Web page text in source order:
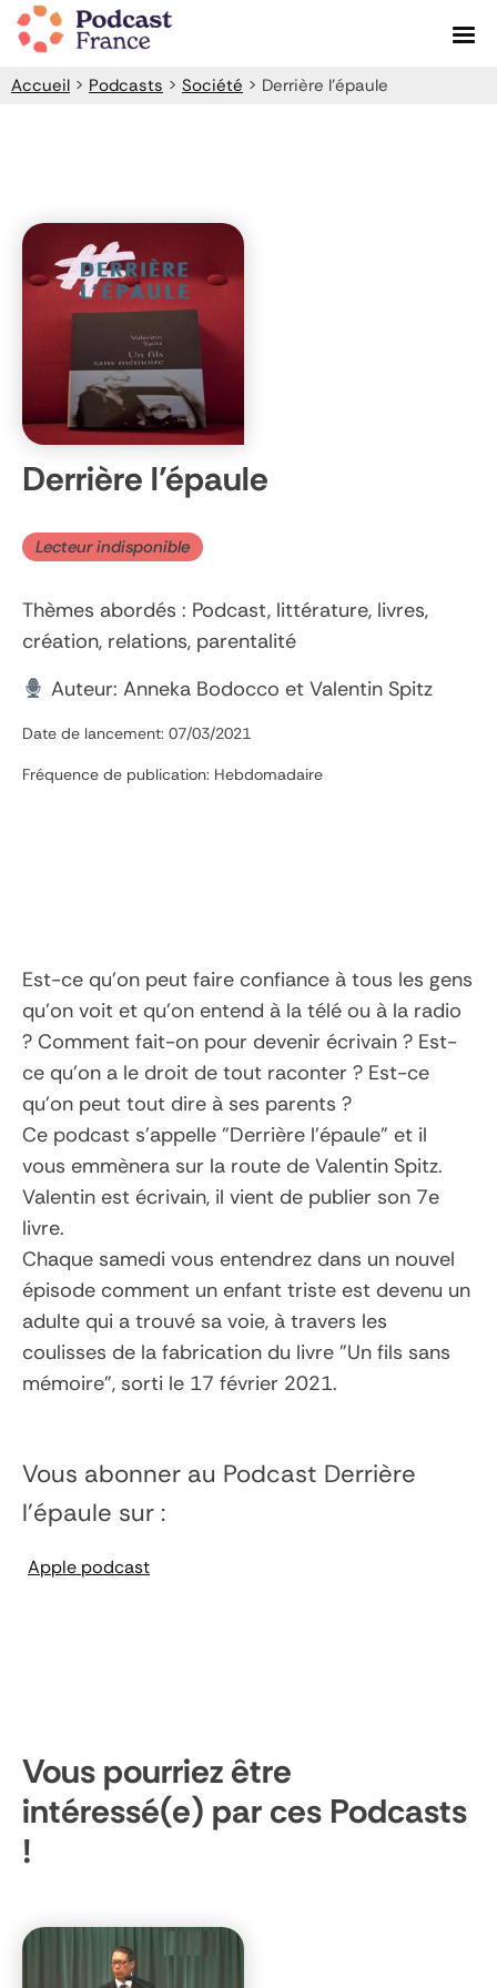
Skip
to
content
Accueil > Podcasts > Société > Derrière l’épaule
Derrière l’épaule
Lecteur indisponible
Thèmes abordés : Podcast, littérature, livres,
création, relations, parentalité
Auteur: Anneka Bodocco et Valentin Spitz
Date de lancement: 07/03/2021
Fréquence de publication: Hebdomadaire
Est-ce qu’on peut faire confiance à tous les gens
qu’on voit et qu’on entend à la télé ou à la radio
? Comment fait-on pour devenir écrivain ? Est-
ce qu’on a le droit de tout raconter ? Est-ce
qu’on peut tout dire à ses parents ?
Ce podcast s’appelle "Derrière l’épaule" et il
vous emmènera sur la route de Valentin Spitz.
Valentin est écrivain, il vient de publier son 7e
livre.
Chaque samedi vous entendrez dans un nouvel
épisode comment un enfant triste est devenu un
adulte qui a trouvé sa voie, à travers les
coulisses de la fabrication du livre "Un fils sans
mémoire", sorti le 17 février 2021.
Vous abonner au Podcast Derrière
l’épaule sur :
Apple podcast
Vous pourriez être
intéressé(e) par ces Podcasts
!